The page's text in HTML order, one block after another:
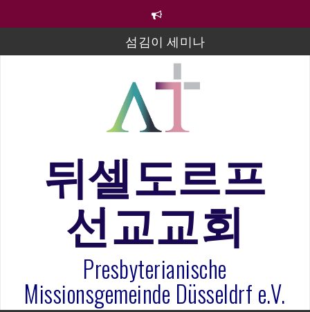
섬김이 세미나
김태희 자매 졸업연주
2023년 어린이 주일 유초등부 발표
라합3 나라 봉헌송
은퇴사-우선화 권사
20260322 주안에 가만히 머물기(요한복음 15:1-17) 손
훈목사
뒤셀도르프
선교교회
Presbyterianische
Missionsgemeinde Düsseldrf e.V.